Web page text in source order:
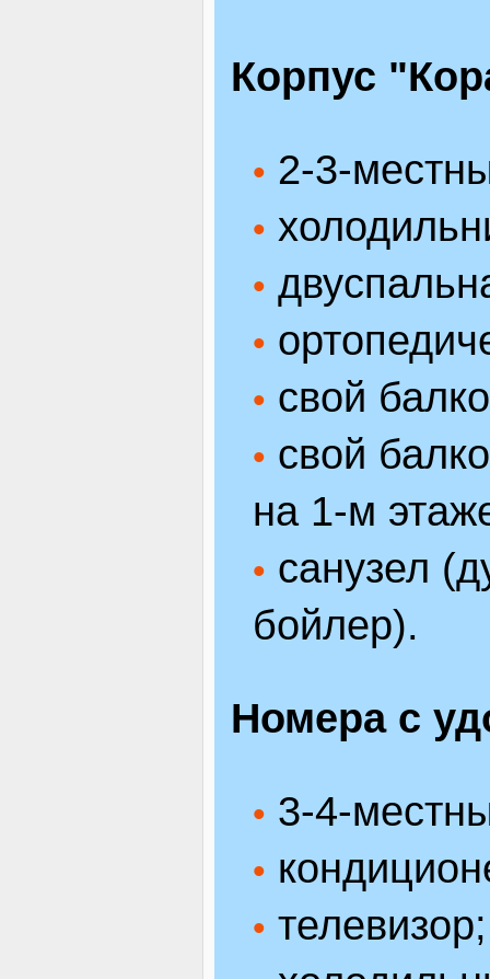
Корпус
• 2-3-
•
•
•
• свой
• свой
на 1-м
• санузел
бойлер).
Номера с
• 3-4-
•
• телевизор;